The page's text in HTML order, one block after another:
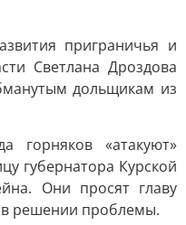
приграничья и
Светлана Дроздова
дольщикам из
горняков «атакуют»
губернатора Курской
Они просят главу
решении проблемы.